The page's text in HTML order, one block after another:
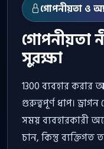
গোপনীয়তা ও
গোপনীয়তা
সুরক্ষা
1300 ব্যবহার করার
গুরুত্বপূর্ণ ধাপ।
সময় ব্যবহারকারী
চান, কিন্তু ব্যক্তিগত